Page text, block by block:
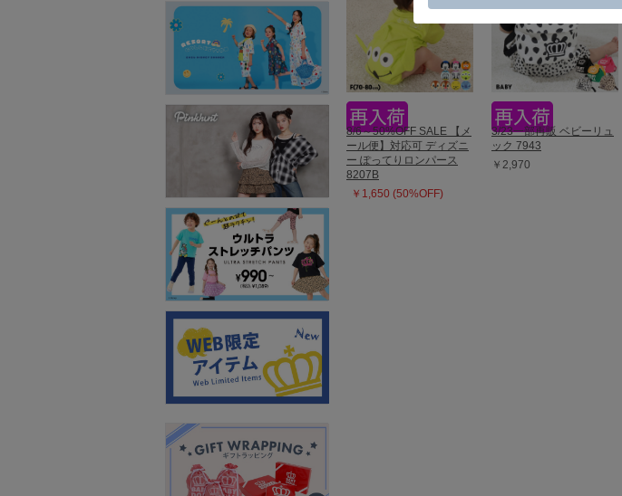
8/6～50%OFF SALE 【メ
ール便】対応可 ディズニ
ー ぽってりロンパース
8207B
￥1,650 (50%OFF)
3/23一部再販 ベビーリュ
ック 7943
￥2,970